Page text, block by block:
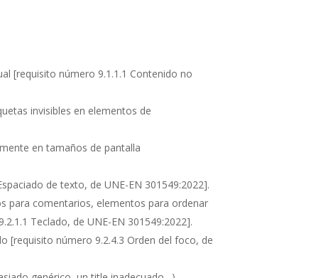
[requisito número 9.1.1.1 Contenido no
invisibles en elementos de
en tamaños de pantalla
de texto, de UNE-EN 301549:2022].
para comentarios, elementos para ordenar
Teclado, de UNE-EN 301549:2022].
[requisito número 9.2.4.3 Orden del foco, de